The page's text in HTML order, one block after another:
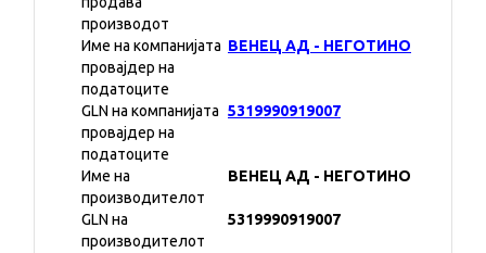
производот
Име на компанијата
провајдер на
податоците
ВЕНЕЦ АД - НЕГОТИНО
GLN на компанијата
провајдер на
податоците
5319990919007
Име на
производителот
ВЕНЕЦ АД - НЕГОТИНО
GLN на
производителот
5319990919007